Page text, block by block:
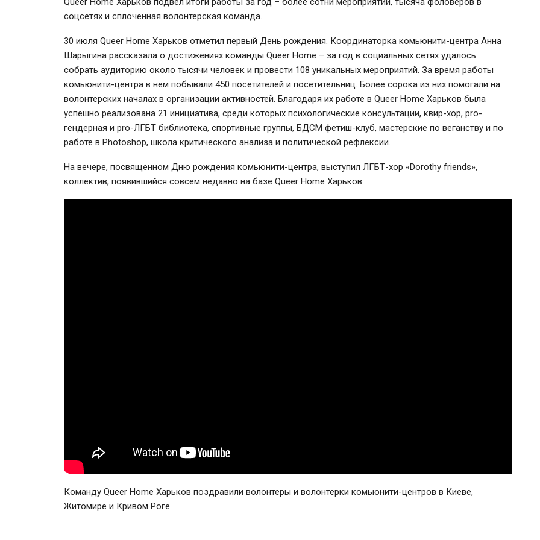
соцсетях и сплоченная волонтерская команда.
30 июля Queer Home Харьков отметил первый День рождения. Координаторка комьюнити-центра Анна
Шарыгина рассказала о достижениях команды Queer Home – за год в социальных сетях удалось
собрать аудиторию около тысячи человек и провести 108 уникальных мероприятий. За время работы
комьюнити-центра в нем побывали 450 посетителей и посетительниц. Более сорока из них помогали на
волонтерских началах в организации активностей. Благодаря их работе в Queer Home Харьков была
успешно реализована 21 инициатива, среди которых психологические консультации, квир-хор, pro-
гендерная и pro-ЛГБТ библиотека, спортивные группы, БДСМ фетиш-клуб, мастерские по веганству и по
работе в Photoshop, школа критического анализа и политической рефлексии.
На вечере, посвященном Дню рождения комьюнити-центра, выступил ЛГБТ-хор «Dorothy friends»,
коллектив, появившийся совсем недавно на базе Queer Home Харьков.
Команду Queer Home Харьков поздравили волонтеры и волонтерки комьюнити-центров в Киеве,
Житомире и Кривом Роге.